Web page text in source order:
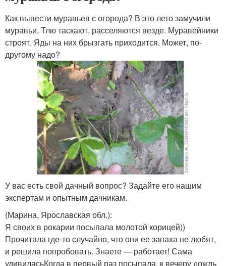
Как вывести муравьев с огорода? В это лето замучили
муравьи. Тлю таскают, расселяются везде. Муравейники
строят. Яды на них брызгать приходится. Может, по-
другому надо?
У вас есть свой дачный вопрос? Задайте его нашим
экспертам и опытным дачникам.
(Марина, Ярославская обл.):
Я своих в рокарии посыпала молотой корицей))
Прочитала где-то случайно, что они ее запаха не любят,
и решила попробовать. Знаете — работает! Сама
удивиласьКогда в первый раз посыпала, к вечеру дождь